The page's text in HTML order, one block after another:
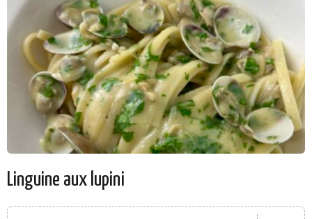
Linguine aux lupini